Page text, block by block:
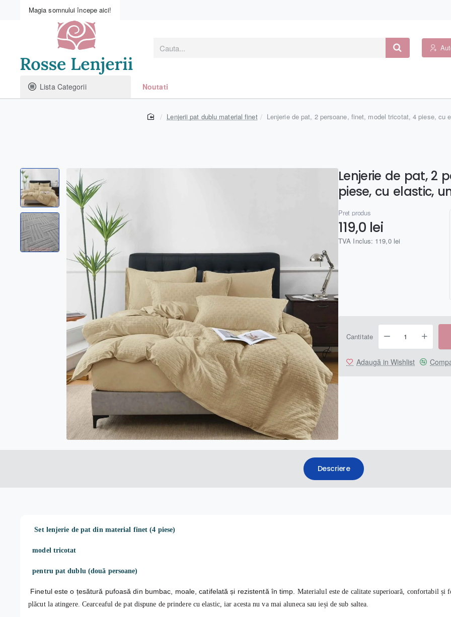
Magia somnului începe aici!
Cauta...
Lista Categorii Noutati
homeLenjerii pat dublu material finet Lenjerie de pat, 2 persoane, finet, model tricotat, 4 piese, cu
Lenjerie de pat, 2
piese, cu elastic,
Preț produs
119,0 lei
TVA Inclus: 119,0 lei
Cantitate
Adaugă in Wishlist
Descriere
Set l enjerie de pat din material finet (4 piese)
model tricotat
pentru pat dublu (două persoane)
Finetul este o țesătură pufoasă din bumbac, moale, catifelată și rezistentă în timp. Materialul este de calitate superioară, confortabil și
plăcut la atingere. Cearceaful de pat dispune de prindere cu elastic, iar acesta nu va mai aluneca sau ieși de sub saltea.